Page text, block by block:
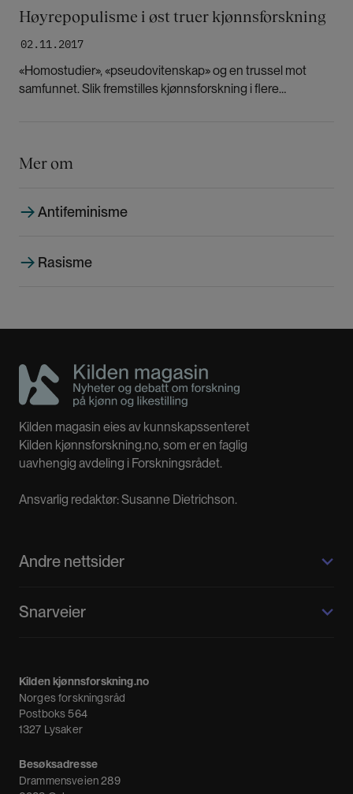
02.11.2017
Høyrepopulisme i øst truer kjønnsforskning
«Homostudier», «pseudovitenskap» og en trussel mot
samfunnet. Slik fremstilles kjønnsforskning i flere
Mer om
Antifeminisme
Rasisme
Kilden magasin eies av kunnskapssenteret
Kilden kjønnsforskning.no, som er en faglig
uavhengig avdeling i Forskningsrådet.
Ansvarlig redaktør: Susanne Dietrichson.
Andre nettsider
Kvinnehistorie.no
Snarveier
Nyheter
Nyhetsbrev
Kilden kjønnsforskning.no
Norges forskningsråd
Postboks 564
1327 Lysaker
Besøksadresse
Drammensveien 289